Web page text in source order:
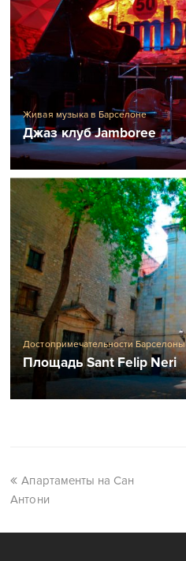
Живая музыка в Барселоне
Джаз клуб Jamboree
Достопримечательности Барселоны
Площадь Sant Felip Neri
Апартаменты на Сан
Антони